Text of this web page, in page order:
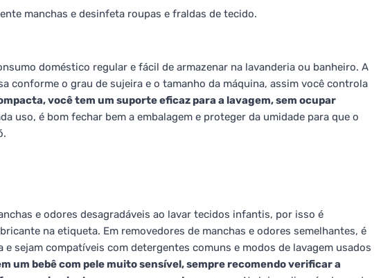
manchas e desinfeta roupas e fraldas de tecido.
doméstico regular e fácil de armazenar na lavanderia ou banheiro. A
conforme o grau de sujeira e o tamanho da máquina, assim você controla
você tem um suporte eficaz para a lavagem, sem ocupar
uso, é bom fechar bem a embalagem e proteger da umidade para que o
e odores desagradáveis ao lavar tecidos infantis, por isso é
na etiqueta. Em removedores de manchas e odores semelhantes, é
sejam compatíveis com detergentes comuns e modos de lavagem usados
um bebê com pele muito sensível, sempre recomendo verificar a